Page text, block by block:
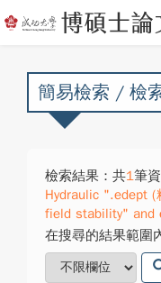
簡易檢索 / 檢
檢索結果：共1筆
Hydraulic ".edept (
field stability" and
在搜尋的結果範圍